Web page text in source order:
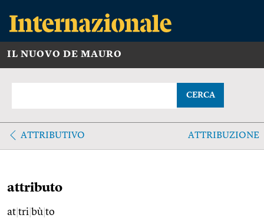
IL NUOVO DE MAURO
CERCA
ATTRIBUTIVO ATTRIBUZIONE
attributo
at tri bù to